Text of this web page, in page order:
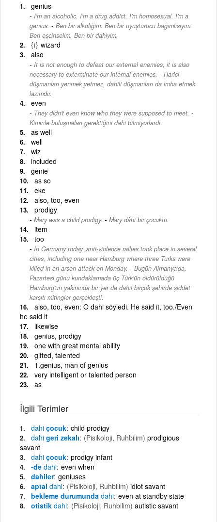
genius
I'm an alcoholic. I'm a drug addict. I'm homosexual. I'm a
genius. - Ben bir alkoliğim. Ben bir uyuşturucu bağımlısıyım.
Ben eşcinselim. Ben bir dahiyim.
{i} wizard
also
It is not enough to defeat our external enemies, it is also
necessary to exterminate our internal enemies. - Harici
düşmanları yenmek yetmez, dahili düşmanları da imha etmek
lazımdır.
even
They didn't even know who they were supposed to meet. -
Kiminle buluşmaları gerektiğini dahi bilmiyorlardı.
as well
well
wiz
included
genie
as so
eke
also, too, even
prodigy
Mary was a child prodigy. - Mary dâhi bir çocuktu.
item
too
In Germany today, anti-violence rallies took place in several
cities, including one near Hamburg where three Turks were
killed in an arson attack on Monday. - Bugün Almanya'da,
Pazartesi günü kundaklamada üç Türk'ün öldürüldüğü
Hamburg'un yakınında bir yer de dahil birçok şehirde şiddet
karşıtı mitingler gerçekleşti.
also, too, even: O dahi söyledi. He said it, too./Even
he said it
likewise
genius, prodigy
one with great mental ability
gifted, talented
1.genius, man of genius
very intelligent or talented person
as
İlgili Terimler
dahi çocuk child prodigy
dahi geri zekalı (Pisikoloji, Ruhbilim) prodigious
savant
dahi çocuk prodigy infant
-de dahi even when
dahiler geniuses
aptal dahi (Pisikoloji, Ruhbilim) idiot savant
bekleme durumunda dahi even at standby state
otistik dahi (Pisikoloji, Ruhbilim) autistic savant